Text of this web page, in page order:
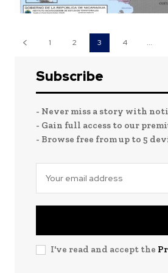
1 2 3 4 ...
Subscribe
- Never miss a story with
- Gain full access to our
- Browse free from up to 5
I've read and accept the